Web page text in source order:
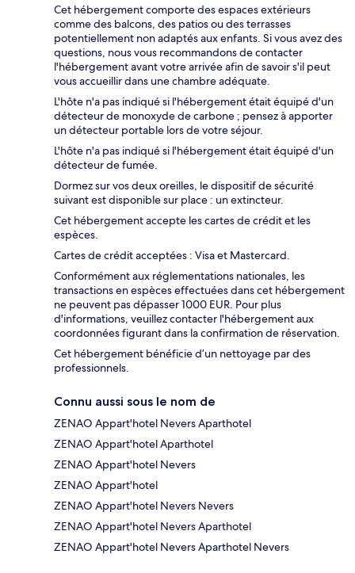
Cet hébergement comporte des espaces extérieurs
comme des balcons, des patios ou des terrasses
potentiellement non adaptés aux enfants. Si vous avez des
questions, nous vous recommandons de contacter
l'hébergement avant votre arrivée afin de savoir s'il peut
vous accueillir dans une chambre adéquate.
L'hôte n'a pas indiqué si l'hébergement était équipé d'un
détecteur de monoxyde de carbone ; pensez à apporter
un détecteur portable lors de votre séjour.
L'hôte n'a pas indiqué si l'hébergement était équipé d'un
détecteur de fumée.
Dormez sur vos deux oreilles, le dispositif de sécurité
suivant est disponible sur place : un extincteur.
Cet hébergement accepte les cartes de crédit et les
espèces.
Cartes de crédit acceptées : Visa et Mastercard.
Conformément aux réglementations nationales, les
transactions en espèces effectuées dans cet hébergement
ne peuvent pas dépasser 1000 EUR. Pour plus
d'informations, veuillez contacter l'hébergement aux
coordonnées figurant dans la confirmation de réservation.
Cet hébergement bénéficie d’un nettoyage par des
professionnels.
Connu aussi sous le nom de
ZENAO Appart'hotel Nevers Aparthotel
ZENAO Appart'hotel Aparthotel
ZENAO Appart'hotel Nevers
ZENAO Appart'hotel
ZENAO Appart'hotel Nevers Nevers
ZENAO Appart'hotel Nevers Aparthotel
ZENAO Appart'hotel Nevers Aparthotel Nevers